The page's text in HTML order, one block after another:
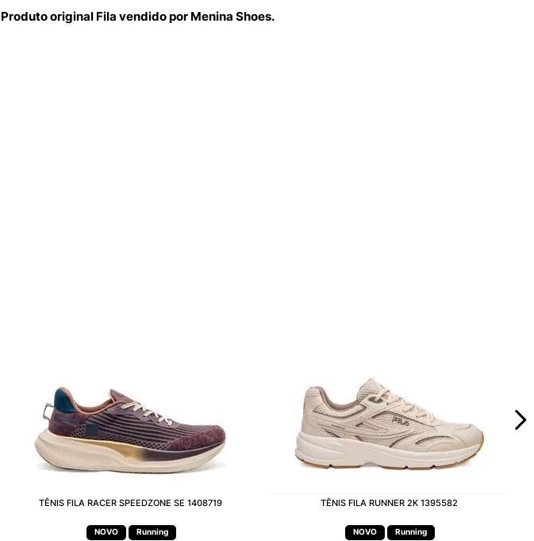
Produto original Fila vendido por Menina Shoes.
TÊNIS FILA RACER SPEEDZONE SE 1408719
Running
TÊNIS FILA RUNNER 2K 1395582
Running